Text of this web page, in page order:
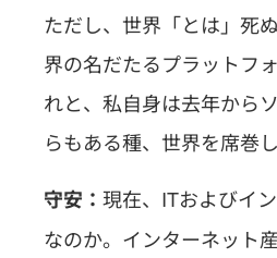
ただし、世界「とは」死
界の名だたるプラットフ
れと、私自身は去年から
らもある種、世界を席巻
守安： 現在、ITおよびイ
なのか。インターネット